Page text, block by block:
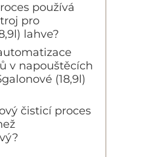
používá
pro
lahve?
v napouštěcích
(18,9l)
čisticí proces